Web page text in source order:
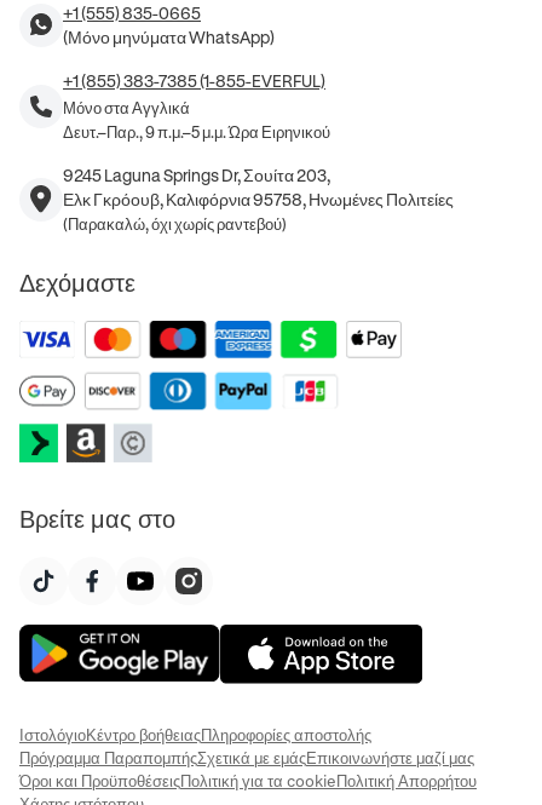
+1 (555) 835-0665
(Μόνο μηνύματα WhatsApp)
+1 (855) 383-7385 (1-855-EVERFUL)
Μόνο στα Αγγλικά
Δευτ.–Παρ., 9 π.μ.–5 μ.μ. Ώρα Ειρηνικού
9245 Laguna Springs Dr, Σουίτα 203,
Ελκ Γκρόουβ, Καλιφόρνια 95758, Ηνωμένες Πολιτείες
(Παρακαλώ, όχι χωρίς ραντεβού)
Δεχόμαστε
Βρείτε μας στο
ΙστολόγιοΚέντρο βοήθειαςΠληροφορίες αποστολής
Πρόγραμμα ΠαραπομπήςΣχετικά με εμάςΕπικοινωνήστε μαζί μας
Όροι και ΠροϋποθέσειςΠολιτική για τα cookieΠολιτική Απορρήτου